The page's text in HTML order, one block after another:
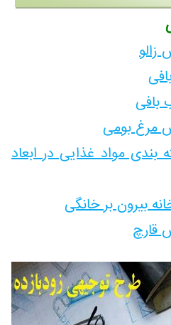
مواد غذایی در ابعاد